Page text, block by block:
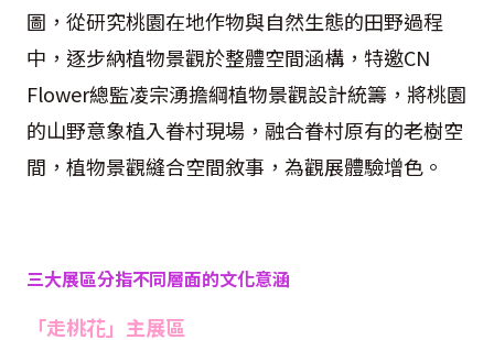
圖，從研究桃園在地作物與自然生態的田野過程
中，逐步納植物景觀於整體空間涵構，特邀CN
Flower總監凌宗湧擔綱植物景觀設計統籌，將桃園
的山野意象植入眷村現場，融合眷村原有的老樹空
間，植物景觀縫合空間敘事，為觀展體驗增色。
三大展區分指不同層面的文化意涵
「走桃花」主展區